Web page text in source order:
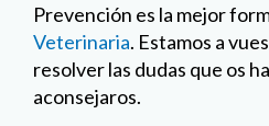
Prevención es la mejor
Veterinaria. Estamos a
resolver las dudas que os
aconsejaros.